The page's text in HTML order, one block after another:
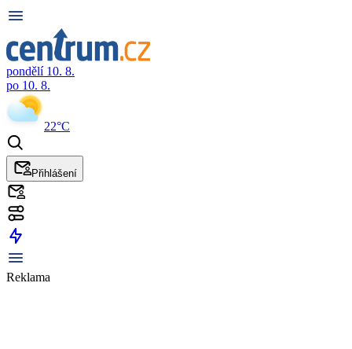
pondělí 10. 8.
po 10. 8.
22°C
Přihlášení
Reklama